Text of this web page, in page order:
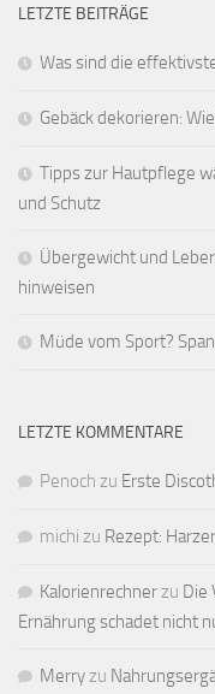
LETZTE BEITRÄGE
Was sind die
Gebäck dekorieren:
Tipps zur Hautpflege
und Schutz
Übergewicht und
hinweisen
Müde vom Sport?
LETZTE KOMMENTARE
Penoch zu Erste
michi zu Rezept:
Kalorienrechnerzu Die
Ernährung schadet nicht
Merryzu